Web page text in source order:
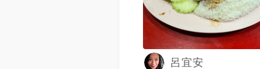
呂宜安